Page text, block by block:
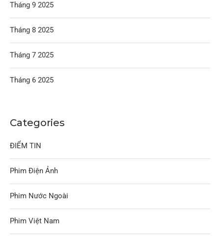
Tháng 9 2025
Tháng 8 2025
Tháng 7 2025
Tháng 6 2025
Categories
ĐIỂM TIN
Phim Điện Ảnh
Phim Nước Ngoài
Phim Việt Nam